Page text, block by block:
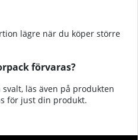
lägre när du köper större
förvaras?
läs även på produkten
för just din produkt.